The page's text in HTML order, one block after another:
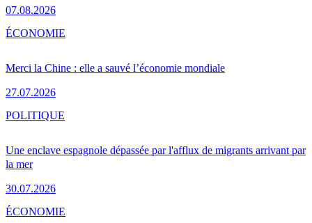
07.08.2026
Merci la Chine : elle a sauvé l’économie mondiale
27.07.2026
ÉCONOMIE
Une enclave espagnole dépassée par l'afflux de migrants arrivant par
la mer
30.07.2026
POLITIQUE
ÉCONOMIE